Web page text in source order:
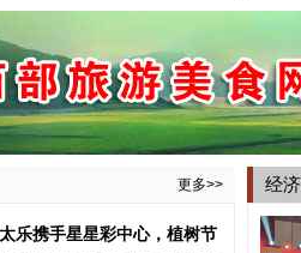
更多>>
乐携手星星彩中心，植树节
经